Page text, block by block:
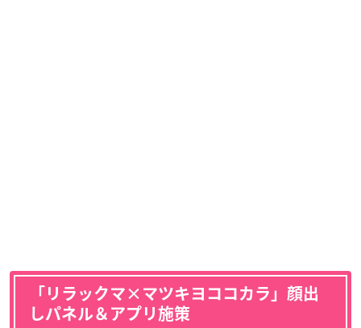
「リラックマ×マツキヨココカラ」顔出
しパネル＆アプリ施策